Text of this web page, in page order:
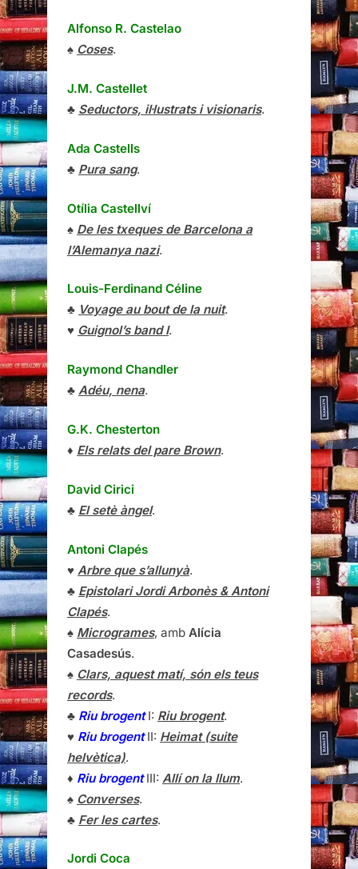
Alfonso R. Castelao
♠ Coses.
J.M. Castellet
♣ Seductors, il·lustrats i visionaris.
Ada Castells
♣ Pura sang.
Otília Castellví
♠ De les txeques de Barcelona a
l’Alemanya nazi.
Louis-Ferdinand Céline
♣ Voyage au bout de la nuit.
♥ Guignol’s band I.
Raymond Chandler
♣ Adéu, nena.
G.K. Chesterton
♦ Els relats del pare Brown.
David Cirici
♣ El setè àngel.
Antoni Clapés
♥ Arbre que s’allunyà.
♣ Epistolari Jordi Arbonès & Antoni
Clapés.
♠ Microgrames, amb Alícia
Casadesús.
♠ Clars, aquest matí, són els teus
records.
♣ Riu brogentI: Riu brogent.
♥ Riu brogentII: Heimat (suite
helvètica).
♦ Riu brogentIII: Allí on la llum.
♠ Converses.
♣ Fer les cartes.
Jordi Coca